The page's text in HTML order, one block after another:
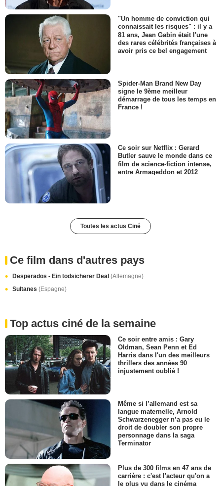
"Un homme de conviction qui
connaissait les risques" : il y a
81 ans, Jean Gabin était l'une
des rares célébrités françaises à
avoir pris ce bel engagement
Spider-Man Brand New Day
signe le 9ème meilleur
démarrage de tous les temps en
France !
Ce soir sur Netflix : Gerard
Butler sauve le monde dans ce
film de science-fiction intense,
entre Armageddon et 2012
Toutes les actus Ciné
Ce film dans d'autres pays
Desperados - Ein todsicherer Deal (Allemagne)
Sultanes (Espagne)
Top actus ciné de la semaine
Ce soir entre amis : Gary
Oldman, Sean Penn et Ed
Harris dans l'un des meilleurs
thrillers des années 90
injustement oublié !
Même si l’allemand est sa
langue maternelle, Arnold
Schwarzenegger n’a pas eu le
droit de doubler son propre
personnage dans la saga
Terminator
Plus de 300 films en 47 ans de
carrière : c'est l'acteur qu'on a
le plus vu dans le cinéma